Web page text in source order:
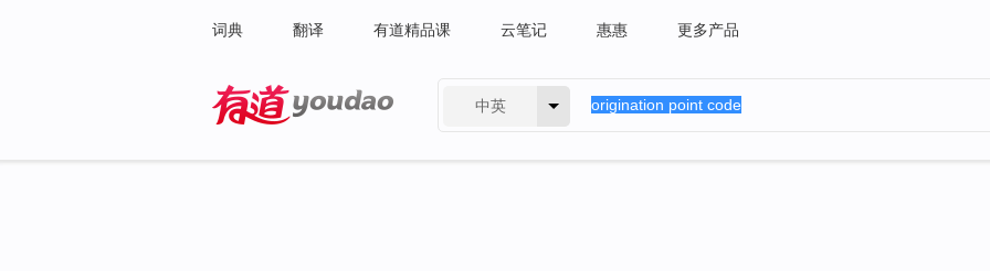
词典 翻译 有道精品课 云笔记 惠惠 更多产品
中英